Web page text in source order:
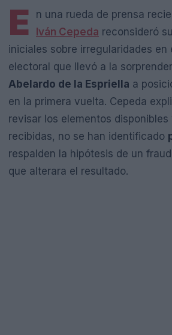
E
n una rueda de prensa
Iván Cepeda reconsideró
iniciales sobre irregularidades en
electoral que llevó a la
Abelardo de la Espriella a
en la primera vuelta. Cepeda
revisar los elementos
recibidas, no se han identificado
respalden la hipótesis de un
que alterara el resultado.